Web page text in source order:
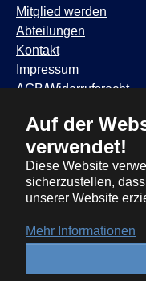
Auf der
verwendet!
Diese Website
sicherzustellen,
unserer Website
Mehr Informationen
Mitglied werden
Abteilungen
Kontakt
Impressum
AGB/Widerrufsrecht
TSV Trudering ∙
089 / 6881317∙